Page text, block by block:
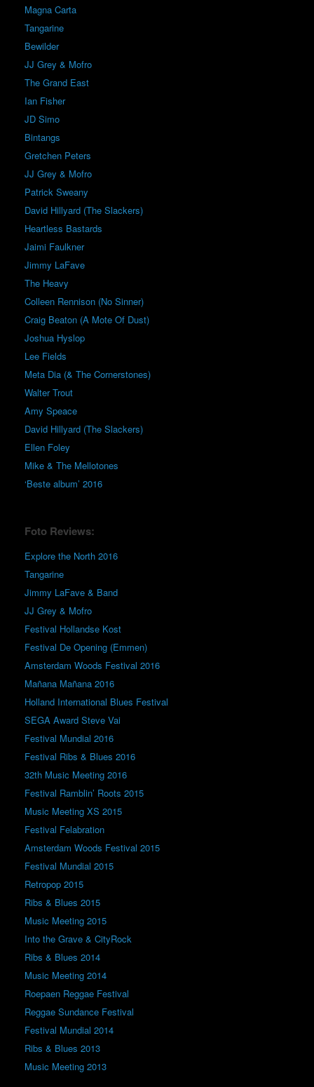
Magna Carta
Tangarine
Bewilder
JJ Grey & Mofro
The Grand East
Ian Fisher
JD Simo
Bintangs
Gretchen Peters
JJ Grey & Mofro
Patrick Sweany
David Hillyard (The Slackers)
Heartless Bastards
Jaimi Faulkner
Jimmy LaFave
The Heavy
Colleen Rennison (No Sinner)
Craig Beaton (A Mote Of Dust)
Joshua Hyslop
Lee Fields
Meta Dia (& The Cornerstones)
Walter Trout
Amy Speace
David Hillyard (The Slackers)
Ellen Foley
Mike & The Mellotones
‘Beste album’ 2016
Foto Reviews:
Explore the North 2016
Tangarine
Jimmy LaFave & Band
JJ Grey & Mofro
Festival Hollandse Kost
Festival De Opening (Emmen)
Amsterdam Woods Festival 2016
Mañana Mañana 2016
Holland International Blues Festival
SEGA Award Steve Vai
Festival Mundial 2016
Festival Ribs & Blues 2016
32th Music Meeting 2016
Festival Ramblin’ Roots 2015
Music Meeting XS 2015
Festival Felabration
Amsterdam Woods Festival 2015
Festival Mundial 2015
Retropop 2015
Ribs & Blues 2015
Music Meeting 2015
Into the Grave & CityRock
Ribs & Blues 2014
Music Meeting 2014
Roepaen Reggae Festival
Reggae Sundance Festival
Festival Mundial 2014
Ribs & Blues 2013
Music Meeting 2013